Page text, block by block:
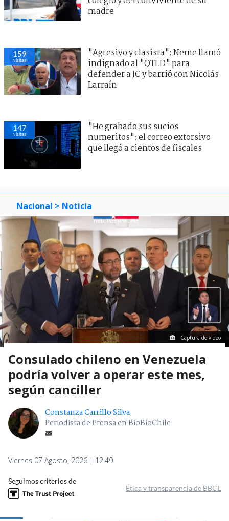
madre
159
visitas
"Agresivo y clasista": Neme llamó
indignado al "QTLD" para
defender a JC y barrió con Nicolás
Larraín
147
visitas
"He grabado sus sucios
numeritos": el correo extorsivo
que llegó a cientos de fiscales
Nacional > Noticia
Captura de video
Consulado chileno en Venezuela
podría volver a operar este mes,
según canciller
Constanza Carrillo Silva
Periodista de Prensa en BioBioChile
Viernes 07 Agosto, 2026 | 12:49
Seguimos criterios de
Ética y transparencia de BBCL